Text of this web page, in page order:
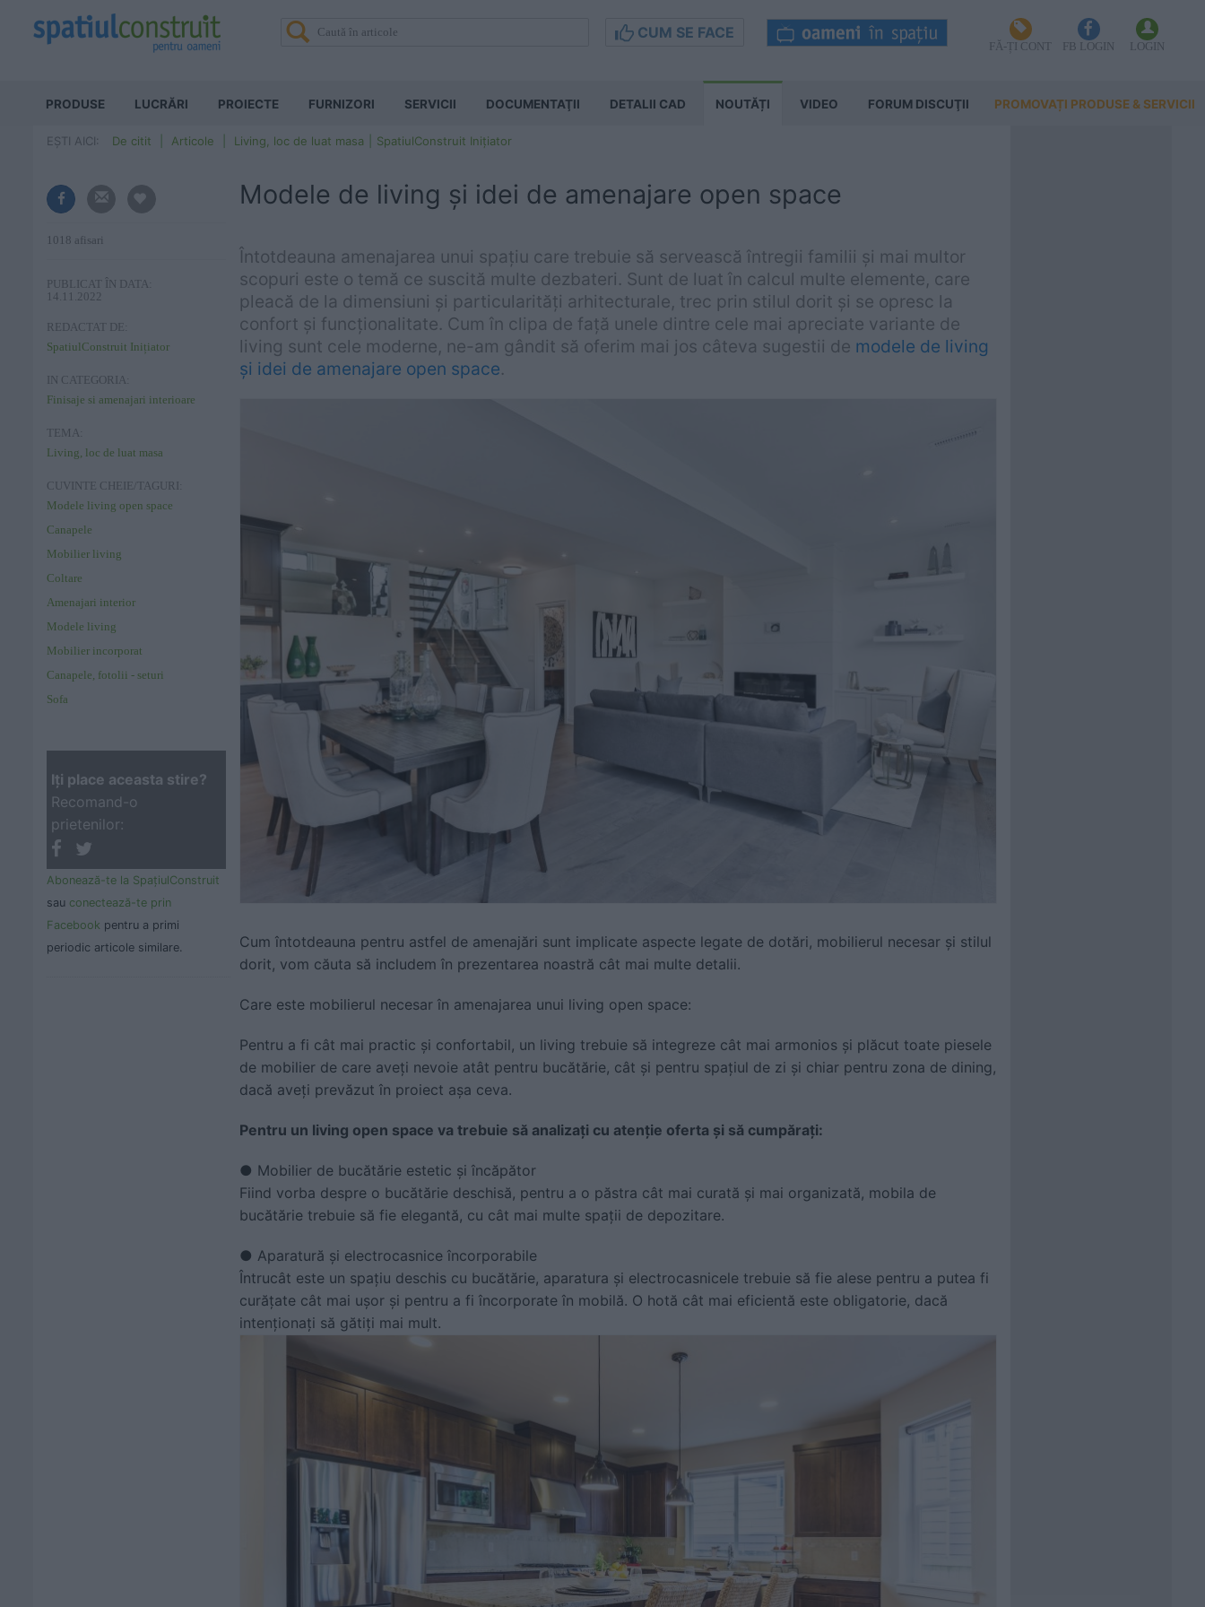
CUM SE FACE
FĂ-ȚI CONT FB LOGIN LOGIN
PRODUSE LUCRĂRI PROIECTE FURNIZORI SERVICII DOCUMENTAŢII DETALII CAD NOUTĂȚI VIDEO FORUM DISCUŢII PROMOVAȚI PRODUSE & SERVICII
EȘTI AICI: De citit Articole Living, loc de luat masa SpatiulConstruit Inițiator
1018 afisari
PUBLICAT ÎN DATA:
14.11.2022
REDACTAT DE:
SpatiulConstruit Inițiator
IN CATEGORIA:
Finisaje si amenajari interioare
TEMA:
Living, loc de luat masa
CUVINTE CHEIE/TAGURI:
Modele living open space
Canapele
Mobilier living
Coltare
Amenajari interior
Modele living
Mobilier incorporat
Canapele, fotolii - seturi
Sofa
Iţi place aceasta stire?
Recomand-o
prietenilor:
Abonează-te la SpaţiulConstruit
sau conectează-te prin
Facebook pentru a primi
periodic articole similare.
Modele de living și idei de amenajare open space
Întotdeauna amenajarea unui spațiu care trebuie să servească întregii familii și mai multor
scopuri este o temă ce suscită multe dezbateri. Sunt de luat în calcul multe elemente, care
pleacă de la dimensiuni și particularități arhitecturale, trec prin stilul dorit și se opresc la
confort și funcționalitate. Cum în clipa de față unele dintre cele mai apreciate variante de
living sunt cele moderne, ne-am gândit să oferim mai jos câteva sugestii de modele de living
și idei de amenajare open space.
Cum întotdeauna pentru astfel de amenajări sunt implicate aspecte legate de dotări, mobilierul necesar și stilul
dorit, vom căuta să includem în prezentarea noastră cât mai multe detalii.
Care este mobilierul necesar în amenajarea unui living open space:
Pentru a fi cât mai practic și confortabil, un living trebuie să integreze cât mai armonios și plăcut toate piesele
de mobilier de care aveți nevoie atât pentru bucătărie, cât și pentru spațiul de zi și chiar pentru zona de dining,
dacă aveți prevăzut în proiect așa ceva.
Pentru un living open space va trebuie să analizați cu atenție oferta și să cumpărați:
● Mobilier de bucătărie estetic și încăpător
Fiind vorba despre o bucătărie deschisă, pentru a o păstra cât mai curată și mai organizată, mobila de
bucătărie trebuie să fie elegantă, cu cât mai multe spații de depozitare.
● Aparatură și electrocasnice încorporabile
Întrucât este un spațiu deschis cu bucătărie, aparatura și electrocasnicele trebuie să fie alese pentru a putea fi
curățate cât mai ușor și pentru a fi încorporate în mobilă. O hotă cât mai eficientă este obligatorie, dacă
intenționați să gătiți mai mult.